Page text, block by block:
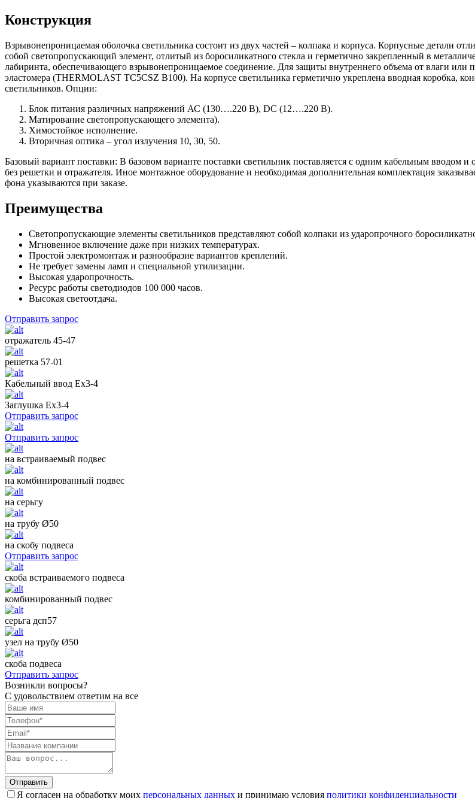
Конструкция
Взрывонепроницаемая оболочка светильника состоит из двух частей – колпака и корпуса. Корпусные детали
собой светопропускающий элемент, отлитый из боросиликатного стекла и герметично закрепленный в
лабиринта, обеспечивающего взрывонепроницаемое соединение. Для защиты внутреннего объема от влаги или
эластомера (THERMOLAST TC5CSZ B100). На корпусе светильника герметично укреплена вводная коробка,
светильников. Опции:
Блок питания различных напряжений АС (130….220 В), DC (12….220 В).
Матирование светопропускающего элемента).
Химостойкое исполнение.
Вторичная оптика – угол излучения 10, 30, 50.
Базовый вариант поставки: В базовом варианте поставки светильник поставляется с одним кабельным вводом
без решетки и отражателя. Иное монтажное оборудование и необходимая дополнительная комплектация
фона указываются при заказе.
Преимущества
Светопропускающие элементы светильников представляют собой колпаки из ударопрочного
Мгновенное включение даже при низких температурах.
Простой электромонтаж и разнообразие вариантов креплений.
Не требует замены ламп и специальной утилизации.
Высокая ударопрочность.
Ресурс работы светодиодов 100 000 часов.
Высокая светоотдача.
Отправить запрос
отражатель 45-47
решетка 57-01
Кабельный ввод Ех3-4
Заглушка Ех3-4
Отправить запрос
Отправить запрос
на встраиваемый подвес
на комбинированный подвес
на серьгу
на трубу Ø50
на скобу подвеса
Отправить запрос
скоба встраиваемого подвеса
комбинированный подвес
серьга дсп57
узел на трубу Ø50
скоба подвеса
Отправить запрос
Возникли вопросы?
С удовольствием ответим на все
Отправить
Я согласен на обработку моих персональных данных и принимаю условия политики конфиденциальности